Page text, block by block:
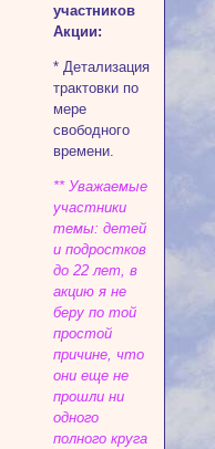
участников
Акции:
* Детализация
трактовки по
мере
свободного
времени.
** Уважаемые
участники
темы: детей
и подростков
до 22 лет, в
акцию я не
беру по той
простой
причине, что
они еще не
прошли ни
одного
полного круга